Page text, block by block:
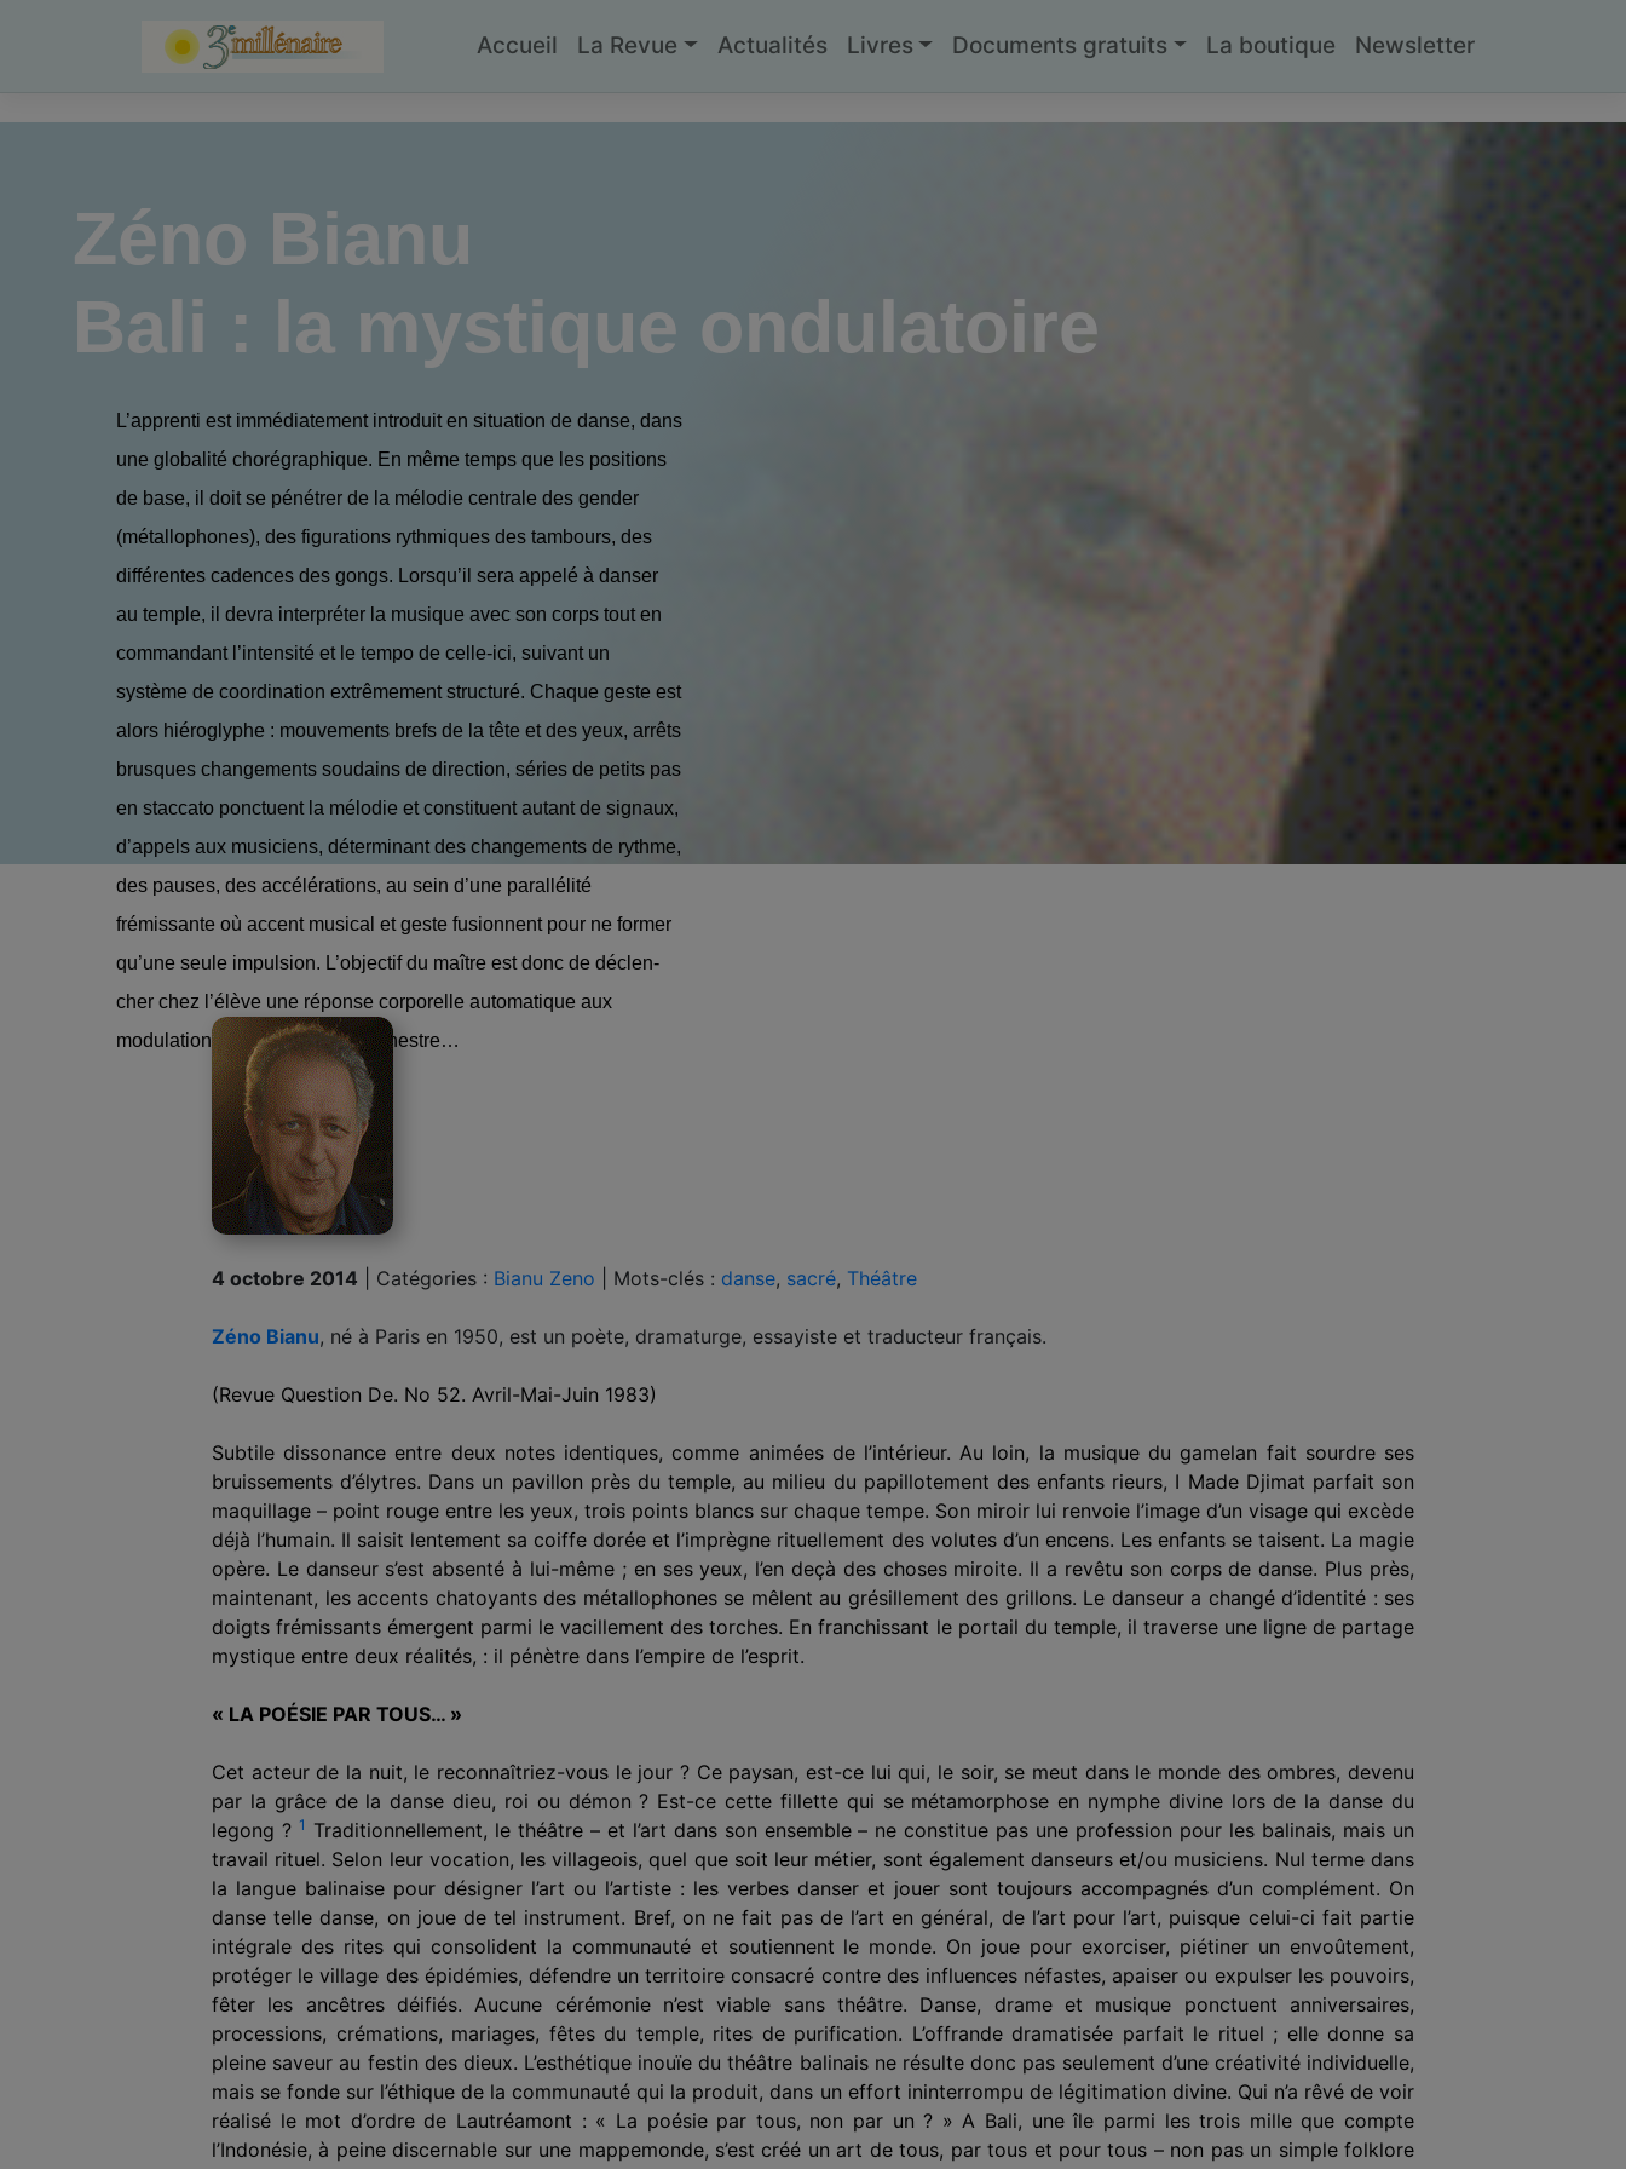
Accueil La Revue Actualités Livres Documents gratuits La boutique Newsletter
Zéno Bianu
Bali : la mystique ondulatoire
L’apprenti est immé­diatement introduit en situation de danse, dans
une globalité chorégraphique. En même temps que les posi­tions
de base, il doit se pénétrer de la mélodie centrale des gender
(métallophones), des figurations rythmiques des tambours, des
différentes cadences des gongs. Lors­qu’il sera appelé à danser
au temple, il devra interpréter la musique avec son corps tout en
commandant l’inten­sité et le tempo de celle-ici, suivant un
système de coor­dination extrêmement structuré. Chaque geste est
alors hiéroglyphe : mouvements brefs de la tête et des yeux, arrêts
brusques changements soudains de direction, séries de petits pas
en staccato ponctuent la mélodie et constituent autant de signaux,
d’appels aux musiciens, déterminant des changements de rythme,
des pauses, des accélérations, au sein d’une parallélité
frémissante où accent musical et geste fusionnent pour ne former
qu’une seule impulsion. L’objectif du maître est donc de déclen­
cher chez l’élève une réponse corporelle automatique aux
modulations syncopées de l’orchestre…
4 octobre 2014 Catégories : Bianu Zeno Mots-clés : danse, sacré, Théâtre
Zéno Bianu, né à Paris en 1950, est un poète, dramaturge, essayiste et traducteur français.
(Revue Question De. No 52. Avril-Mai-Juin 1983)
Subtile dissonance entre deux notes iden­tiques, comme animées de l’intérieur. Au loin, la musique du gamelan fait sourdre ses
bruis­sements d’élytres. Dans un pavillon près du temple, au milieu du papillotement des enfants rieurs, I Made Djimat parfait son
maquillage – point rouge entre les yeux, trois points blancs sur chaque tempe. Son miroir lui renvoie l’image d’un visage qui excède
déjà l’humain. Il saisit lentement sa coiffe dorée et l’imprègne rituellement des volutes d’un encens. Les enfants se taisent. La magie
opère. Le danseur s’est absenté à lui-même ; en ses yeux, l’en deçà des choses miroite. Il a revêtu son corps de danse. Plus près,
maintenant, les accents chatoyants des métallophones se mêlent au grésillement des grillons. Le danseur a changé d’identité : ses
doigts frémissants émergent parmi le vacillement des torches. En franchis­sant le portail du temple, il traverse une ligne de partage
mystique entre deux réalités, : il pénètre dans l’empire de l’esprit.
« LA POÉSIE PAR TOUS… »
Cet acteur de la nuit, le reconnaîtriez-vous le jour ? Ce paysan, est-ce lui qui, le soir, se meut dans le monde des ombres, devenu
par la grâce de la danse dieu, roi ou démon ? Est-ce cette fillette qui se métamorphose en nymphe divine lors de la danse du
legong ? 1 Traditionnellement, le théâtre – et l’art dans son ensemble – ne constitue pas une profession pour les balinais, mais un
travail rituel. Selon leur vocation, les villageois, quel que soit leur métier, sont également danseurs et/ou musiciens. Nul terme dans
la langue balinaise pour désigner l’art ou l’artiste : les verbes danser et jouer sont toujours accompagnés d’un complément. On
danse telle danse, on joue de tel instrument. Bref, on ne fait pas de l’art en général, de l’art pour l’art, puisque celui-ci fait partie
intégrale des rites qui consolident la commu­nauté et soutiennent le monde. On joue pour exorciser, piétiner un envoûtement,
protéger le village des épidé­mies, défendre un territoire consacré contre des influen­ces néfastes, apaiser ou expulser les pouvoirs,
fêter les ancêtres déifiés. Aucune cérémonie n’est viable sans théâtre. Danse, drame et musique ponctuent anniver­saires,
processions, crémations, mariages, fêtes du temple, rites de purification. L’offrande dramatisée par­fait le rituel ; elle donne sa
pleine saveur au festin des dieux. L’esthétique inouïe du théâtre balinais ne résulte donc pas seulement d’une créativité individuelle,
mais se fonde sur l’éthique de la communauté qui la produit, dans un effort ininterrompu de légitimation divine. Qui n’a rêvé de voir
réalisé le mot d’ordre de Lautréamont : « La poésie par tous, non par un ? » A Bali, une île parmi les trois mille que compte
l’Indonésie, à peine discernable sur une mappemonde, s’est créé un art de tous, par tous et pour tous – non pas un simple folklore